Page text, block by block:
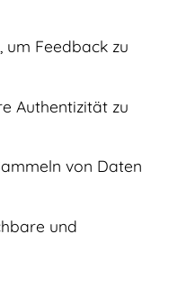
Feedback zu
Authentizität zu
von Daten
und